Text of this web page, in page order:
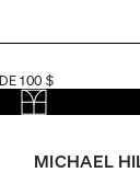
100 $
MICHAEL